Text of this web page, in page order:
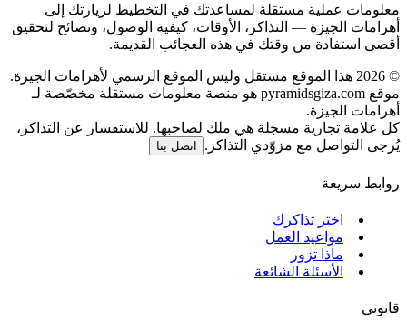
معلومات عملية مستقلة لمساعدتك في التخطيط لزيارتك إلى
أهرامات الجيزة — التذاكر، الأوقات، كيفية الوصول، ونصائح لتحقيق
أقصى استفادة من وقتك في هذه العجائب القديمة.
©
2026 هذا الموقع مستقل وليس الموقع الرسمي لأهرامات الجيزة.
موقع pyramidsgiza.com هو منصة معلومات مستقلة مخصّصة لـ
أهرامات الجيزة.
كل علامة تجارية مسجلة هي ملك لصاحبها. للاستفسار عن التذاكر،
يُرجى التواصل مع مزوّدي التذاكر.
اتصل بنا
روابط سريعة
اختر تذاكرك
مواعيد العمل
ماذا تزور
الأسئلة الشائعة
قانوني